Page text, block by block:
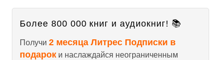
Более 800 000 книг и аудиокниг! 📚
Получи 2 месяца Литрес Подписки в
подарок и наслаждайся неограниченным